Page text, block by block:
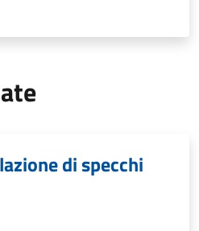
di specchi